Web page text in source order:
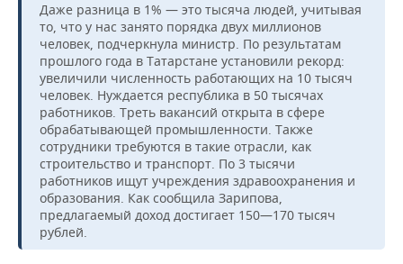
Даже разница в 1% — это тысяча людей, учитывая
то, что у нас занято порядка двух миллионов
человек, подчеркнула министр. По результатам
прошлого года в Татарстане установили рекорд:
увеличили численность работающих на 10 тысяч
человек. Нуждается республика в 50 тысячах
работников. Треть вакансий открыта в сфере
обрабатывающей промышленности. Также
сотрудники требуются в такие отрасли, как
строительство и транспорт. По 3 тысячи
работников ищут учреждения здравоохранения и
образования. Как сообщила Зарипова,
предлагаемый доход достигает 150—170 тысяч
рублей.